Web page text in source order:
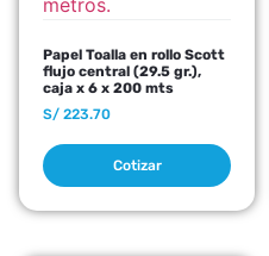
Papel Toalla en rollo Scott
flujo central (29.5 gr.),
caja x 6 x 200 mts
S/ 223.70
Cotizar